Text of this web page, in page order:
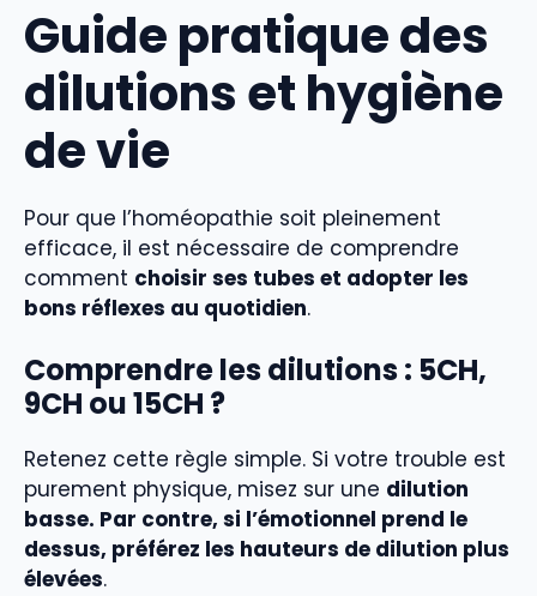
Guide pratique des
dilutions et hygiène
de vie
Pour que l’homéopathie soit pleinement
efficace, il est nécessaire de comprendre
comment choisir ses tubes et adopter les
bons réflexes au quotidien.
Comprendre les dilutions : 5CH,
9CH ou 15CH ?
Retenez cette règle simple. Si votre trouble est
purement physique, misez sur une dilution
basse. Par contre, si l’émotionnel prend le
dessus, préférez les hauteurs de dilution plus
élevées.